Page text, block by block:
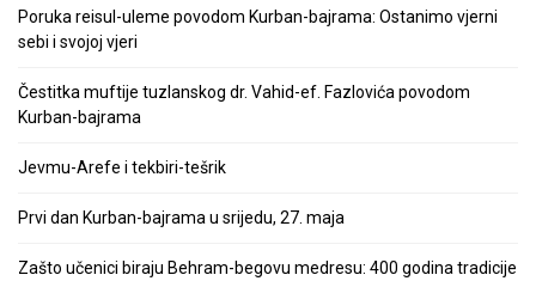
Poruka reisul-uleme povodom Kurban-bajrama: Ostanimo vjerni
sebi i svojoj vjeri
Čestitka muftije tuzlanskog dr. Vahid-ef. Fazlovića povodom
Kurban-bajrama
Jevmu-Arefe i tekbiri-tešrik
Prvi dan Kurban-bajrama u srijedu, 27. maja
Zašto učenici biraju Behram-begovu medresu: 400 godina tradicije